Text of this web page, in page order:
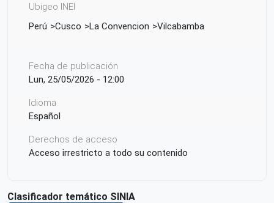
Ubigeo INEI
Perú
Cusco La Convencion Vilcabamba
Fecha de publicación
Lun, 25/05/2026 - 12:00
Idioma
Español
Derechos de acceso
Acceso irrestricto a todo su contenido
Clasificador temático SINIA